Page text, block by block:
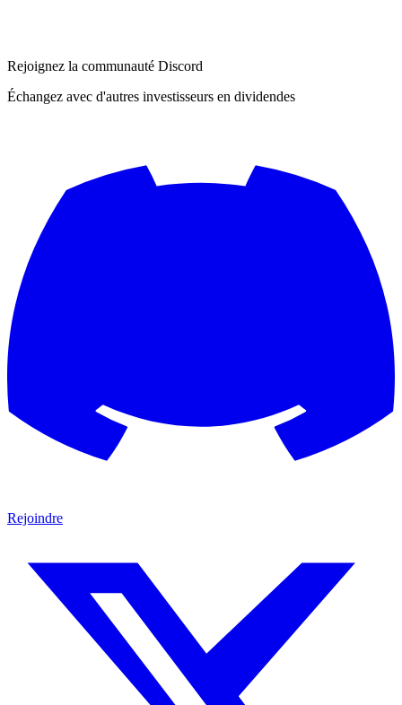
Rejoignez la communauté Discord
Échangez avec d'autres investisseurs en dividendes
Rejoindre